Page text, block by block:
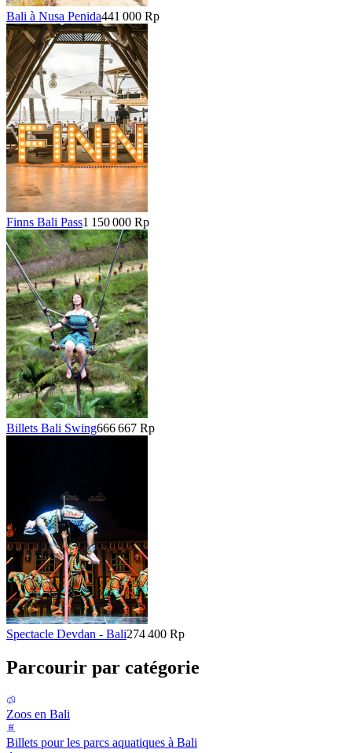
Bali à Nusa Penida441 000 Rp
Finns Bali Pass1 150 000 Rp
Billets Bali Swing666 667 Rp
Spectacle Devdan - Bali274 400 Rp
Parcourir par catégorie
Zoos en Bali
Billets pour les parcs aquatiques à Bali